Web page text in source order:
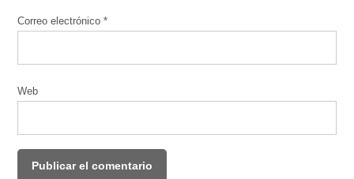
Correo electrónico*
Web